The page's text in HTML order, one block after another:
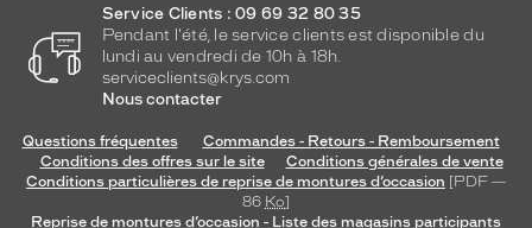
Service Clients : 09 69 32 80 35
Pendant l'été, le service clients est disponible du
lundi au vendredi de 10h à 18h.
serviceclients@krys.com
Nous contacter
Questions fréquentes
Commandes - Retours - Remboursement
Conditions des offres sur le site
Conditions générales de vente
Conditions particulières de reprise de montures d’occasion [PDF —
86 Ko]
Reprise de montures d’occasion - Liste des magasins participants